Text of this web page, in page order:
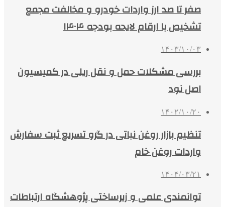
صفر تا صد ارز واردات خودرو و مخالفت مجمع
تشخیص با ارقام لایحه بودجه ۱۴۰۴
۱۴۰۳/۱۰/۰۳
بررسی مشکلات حمل و نقل ریلی در کمیسیون
اصل نود
۱۴۰۲/۱۰/۲۰
تنظیم بازار روغن نباتی در گرو تسریع ثبت سفارش
واردات روغن خام
۱۴۰۴/۰۳/۲۱
توانمندی علمی و زیرساختی پژوهشگاه ارتباطات